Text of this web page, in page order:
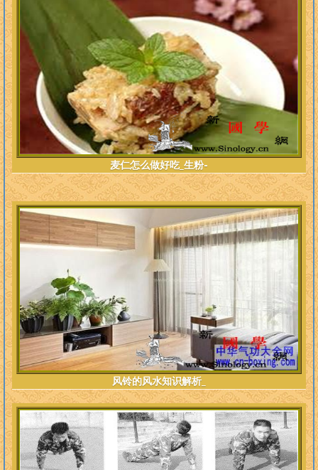
麦仁怎么做好吃_生粉-
风铃的风水知识解析_